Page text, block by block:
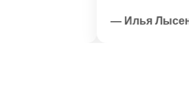
— Илья Лысенко